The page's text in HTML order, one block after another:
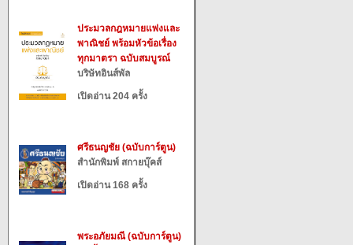
ประมวลกฎหมายแพ่งและ
พาณิชย์ พร้อมหัวข้อเรื่อง
ทุกมาตรา ฉบับสมบูรณ์
บริษัทอินส์พัล
เปิดอ่าน 204 ครั้ง
ศรีธนญชัย (ฉบับการ์ตูน)
สำนักพิมพ์ สกายบุ๊คส์
เปิดอ่าน 168 ครั้ง
พระอภัยมณี (ฉบับการ์ตูน)